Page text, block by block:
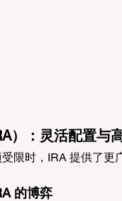
）：灵活配置与
限时，IRA 提供了
的博弈